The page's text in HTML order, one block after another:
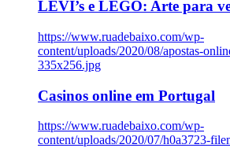
LEVI’s e LEGO: Arte para
https://www.ruadebaixo.com/wp-
content/uploads/2020/08/apostas-
335x256.jpg
Casinos online em Portugal
https://www.ruadebaixo.com/wp-
content/uploads/2020/07/h0a3723-